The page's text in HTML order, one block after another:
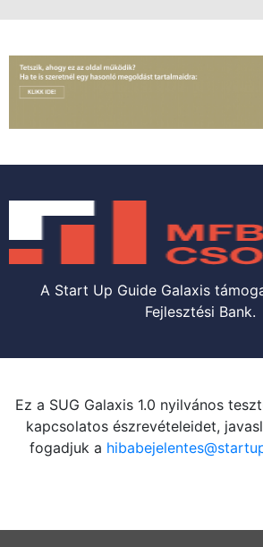
A Start Up Guide Galaxis
Fejlesztési Bank.
Ez a SUG Galaxis 1.0 nyilvános
kapcsolatos észrevételeidet,
fogadjuk a